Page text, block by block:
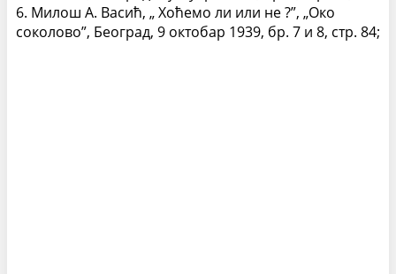
6. Милош А. Васић, „ Хоћемо ли или не ?”, „Око
соколово”, Београд, 9 октобар 1939, бр. 7 и 8, стр. 84;